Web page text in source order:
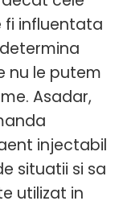
fi influentata
nu le putem
Asadar,
injectabil
situatii si sa
utilizat in